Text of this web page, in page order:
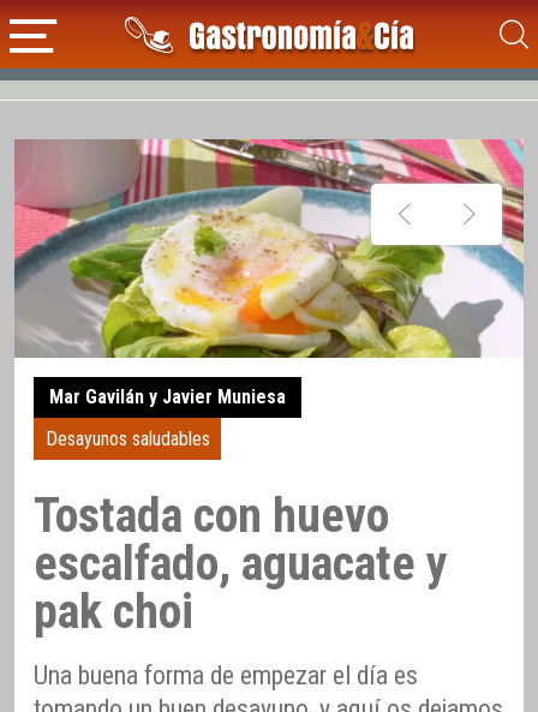
Mar Gavilán y Javier Muniesa
Desayunos saludables
Tostada con huevo
escalfado, aguacate y
pak choi
Una buena forma de empezar el día es